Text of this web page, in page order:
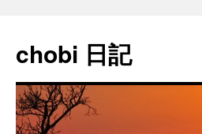
テ
ン
へ
ス
キ
chobi 日記